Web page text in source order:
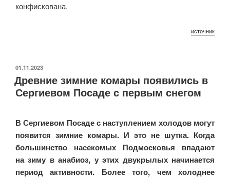
конфискована.
источник
ОПУБЛИКОВАНО
01.11.2023
Древние зимние комары появились в
Сергиевом Посаде с первым снегом
В Сергиевом Посаде с наступлением холодов могут
появится зимние комары. И это не шутка. Когда
большинство насекомых Подмосковья впадают
на зиму в анабиоз, у этих двукрылых начинается
период активности. Более того, чем холоднее